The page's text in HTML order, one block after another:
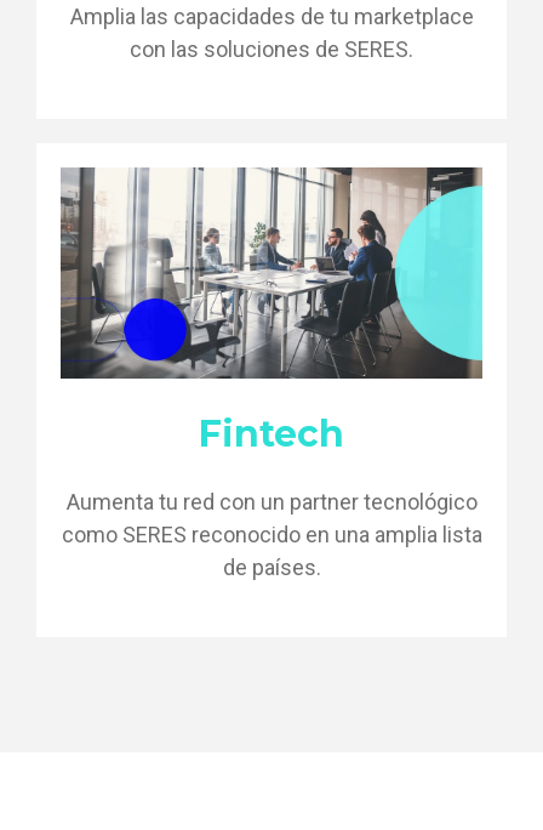
Amplia las capacidades de tu marketplace
con las soluciones de SERES.
Fintech
Aumenta tu red con un partner tecnológico
como SERES reconocido en una amplia lista
de países.